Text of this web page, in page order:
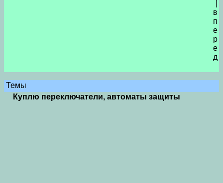
в
п
е
р
е
д
Темы
Куплю переключатели, автоматы защиты